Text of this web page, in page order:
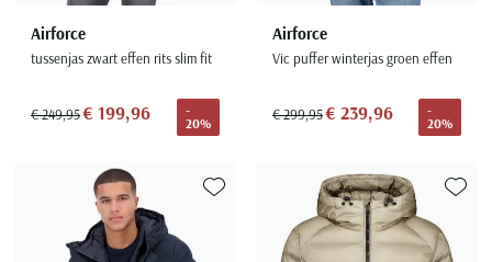
Airforce
tussenjas zwart effen rits slim fit
€ 249,95€ 199,96
-
20%
Airforce
Vic puffer winterjas groen effen
€ 299,95€ 239,96
-
20%
Toevoegen aan favorieten